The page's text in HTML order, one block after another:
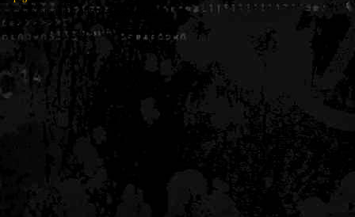
Generated in 0.005979 seconds